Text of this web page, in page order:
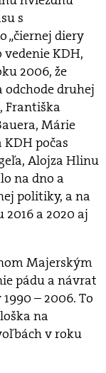
s
„čiernej diery
vedenie KDH,
2006, že
odchode druhej
Františka
Márie
počas
Alojza Hlinu
na dno a
politiky, a na
a 2020 aj
Majerským
pádu a návrat
– 2006. To
na
v roku